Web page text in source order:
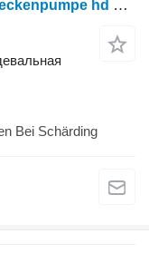
Bauer helix drive 553 exzenterschneckenpumpe hd 100
Bei Schärding